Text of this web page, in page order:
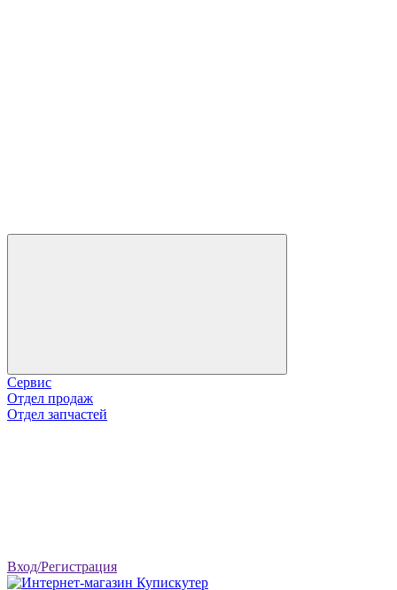
Сервис
Отдел продаж
Отдел запчастей
Вход/Регистрация